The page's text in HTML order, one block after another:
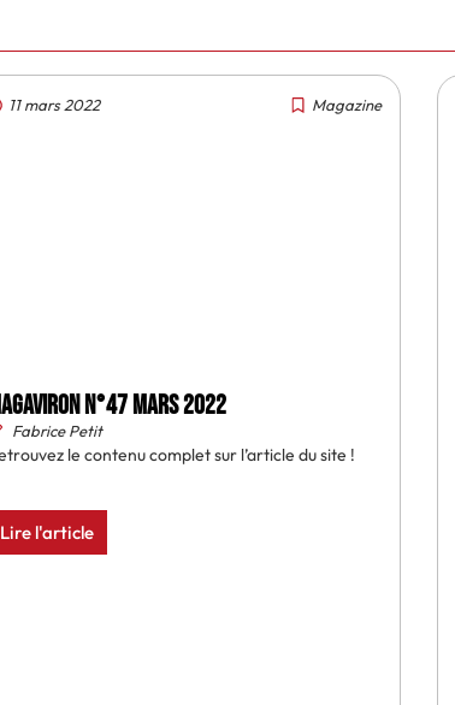
11 mars 2022 Magazine
N°47 Mars 2022
Fabrice Petit
le contenu complet sur l’article du site !
Lire l'article